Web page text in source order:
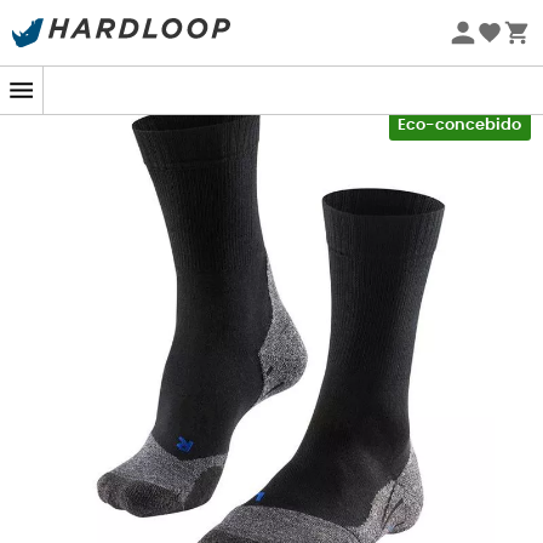
Promoções de verão 🔥 -5% EXTRA a partir de 2 produtos*
Eco-concebido